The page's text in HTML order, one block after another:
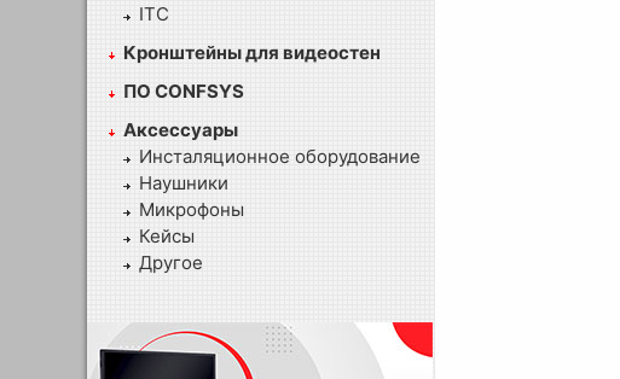
ITC
Кронштейны для видеостен
ПО CONFSYS
Аксессуары
Инсталяционное оборудование
Наушники
Микрофоны
Кейсы
Другое